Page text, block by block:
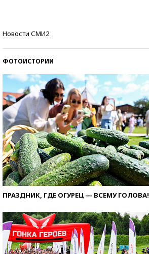
Новости СМИ2
ФОТОИСТОРИИ
ПРАЗДНИК, ГДЕ ОГУРЕЦ — ВСЕМУ ГОЛОВА!